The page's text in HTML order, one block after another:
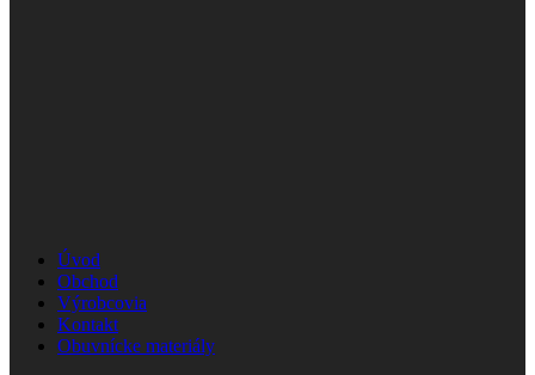
Úvod
Obchod
Výrobcovia
Kontakt
Obuvnícke materiály